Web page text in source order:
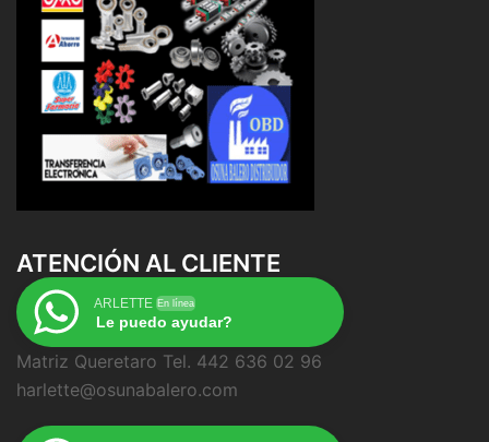
ATENCIÓN AL CLIENTE
ARLETTE En línea
Le puedo ayudar?
Matriz Queretaro Tel. 442 636 02 96
harlette@osunabalero.com